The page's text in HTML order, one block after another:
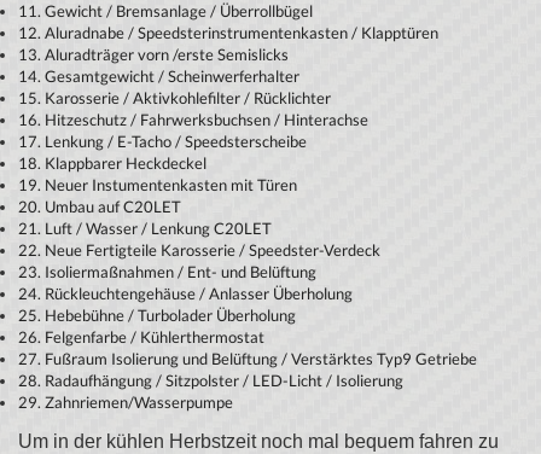
Um in der kühlen Herbstzeit noch mal bequem fahren zu
11. Gewicht / Bremsanlage / Überrollbügel
12. Aluradnabe / Speedsterinstrumentenkasten / Klapptüren
13. Aluradträger vorn /erste Semislicks
14. Gesamtgewicht / Scheinwerferhalter
15. Karosserie / Aktivkohlefilter / Rücklichter
16. Hitzeschutz / Fahrwerksbuchsen / Hinterachse
17. Lenkung / E-Tacho / Speedsterscheibe
18. Klappbarer Heckdeckel
19. Neuer Instumentenkasten mit Türen
20. Umbau auf C20LET
21. Luft / Wasser / Lenkung C20LET
22. Neue Fertigteile Karosserie / Speedster-Verdeck
23. Isoliermaßnahmen / Ent- und Belüftung
24. Rückleuchtengehäuse / Anlasser Überholung
25. Hebebühne / Turbolader Überholung
26. Felgenfarbe / Kühlerthermostat
27. Fußraum Isolierung und Belüftung / Verstärktes Typ9 Getriebe
28. Radaufhängung / Sitzpolster / LED-Licht / Isolierung
29. Zahnriemen/Wasserpumpe